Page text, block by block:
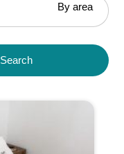
By area
Search